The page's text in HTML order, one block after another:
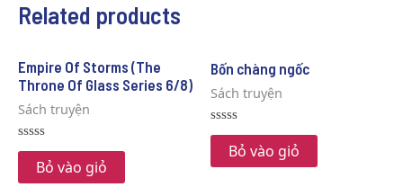
Related products
Empire Of Storms (The
Throne Of Glass Series 6/8)
Sách truyện
Rated
of
Bỏ vào giỏ
Bốn chàng ngốc
Sách truyện
Rated
of
Bỏ vào giỏ